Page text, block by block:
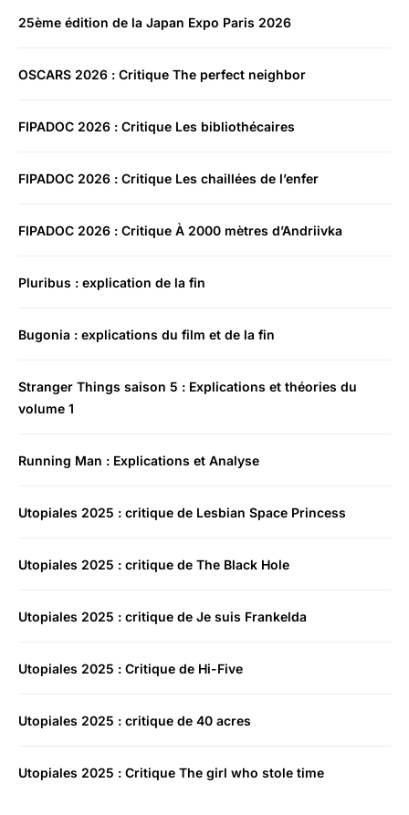
25ème édition de la Japan Expo Paris 2026
OSCARS 2026 : Critique The perfect neighbor
FIPADOC 2026 : Critique Les bibliothécaires
FIPADOC 2026 : Critique Les chaillées de l’enfer
FIPADOC 2026 : Critique À 2000 mètres d’Andriivka
Pluribus : explication de la fin
Bugonia : explications du film et de la fin
Stranger Things saison 5 : Explications et théories du
volume 1
Running Man : Explications et Analyse
Utopiales 2025 : critique de Lesbian Space Princess
Utopiales 2025 : critique de The Black Hole
Utopiales 2025 : critique de Je suis Frankelda
Utopiales 2025 : Critique de Hi-Five
Utopiales 2025 : critique de 40 acres
Utopiales 2025 : Critique The girl who stole time